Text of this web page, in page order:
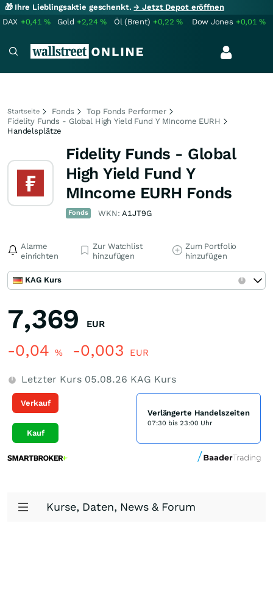
🎁 Ihre Lieblingsaktie geschenkt.→ Jetzt Depot eröffnen
DAX +0,41% Gold +2,24% Öl (Brent) +0,22% Dow Jones +0,01%
Startseite Fonds
Top Fonds Performer
Fidelity Funds - Global High Yield Fund Y MIncome EURH
Handelsplätze
Fidelity Funds - Global
High Yield Fund Y
MIncome EURH Fonds
Fonds WKN:A1JT9G
Alarme
einrichten
Zur Watchlist
hinzufügen
Zum Portfolio
hinzufügen
KAG Kurs
7,369 EUR
-0,04 % -0,003 EUR
Letzter Kurs 05.08.26 KAG Kurs
Verkauf
Kauf
Verlängerte Handelszeiten
07:30 bis 23:00 Uhr
Kurse, Daten, News & Forum